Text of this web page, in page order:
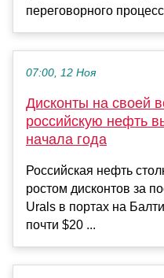
переговорного
07:00, 12 Ноя
Дисконты на своей
российскую нефть
начала года
Российская нефть
ростом дисконтов за
Urals в портах на
почти $20 ...